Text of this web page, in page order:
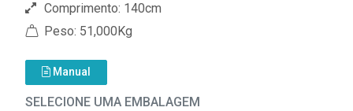
Comprimento: 140cm
Peso: 51,000Kg
Manual
SELECIONE UMA EMBALAGEM